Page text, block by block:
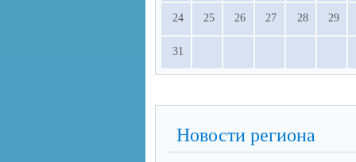
24 25 26 27 28 29
31
Новости региона